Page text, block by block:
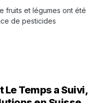
fruits et légumes ont été
de pesticides
Temps a Suivi,